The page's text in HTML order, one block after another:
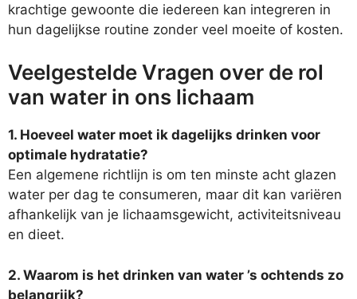
krachtige gewoonte die iedereen kan integreren in
hun dagelijkse routine zonder veel moeite of kosten.
Veelgestelde Vragen over de rol
van water in ons lichaam
1. Hoeveel water moet ik dagelijks drinken voor
optimale hydratatie?
Een algemene richtlijn is om ten minste acht glazen
water per dag te consumeren, maar dit kan variëren
afhankelijk van je lichaamsgewicht, activiteitsniveau
en dieet.
2. Waarom is het drinken van water ’s ochtends zo
belangrijk?